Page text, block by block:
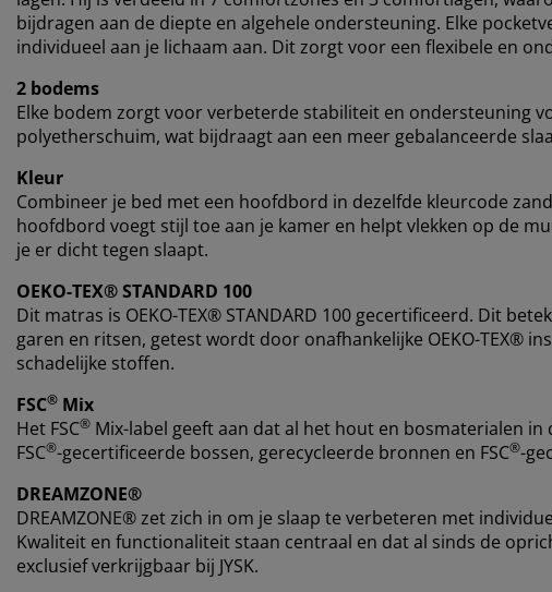
bijdragen aan de diepte en algehele ondersteuning. Elke
individueel aan je lichaam aan. Dit zorgt voor een flexibele en
2 bodems
Elke bodem zorgt voor verbeterde stabiliteit en ondersteuning
polyetherschuim, wat bijdraagt aan een meer gebalanceerde
Kleur
Combineer je bed met een hoofdbord in dezelfde kleurcode
hoofdbord voegt stijl toe aan je kamer en helpt vlekken op de
je er dicht tegen slaapt.
OEKO-TEX® STANDARD 100
Dit matras is OEKO-TEX® STANDARD 100 gecertificeerd. Dit
garen en ritsen, getest wordt door onafhankelijke OEKO-TEX®
schadelijke stoffen.
FSC® Mix
Het FSC® Mix-label geeft aan dat al het hout en bosmaterialen
FSC®-gecertificeerde bossen, gerecycleerde bronnen en FSC®-
DREAMZONE®
DREAMZONE® zet zich in om je slaap te verbeteren met
Kwaliteit en functionaliteit staan centraal en dat al sinds de
exclusief verkrijgbaar bij JYSK.